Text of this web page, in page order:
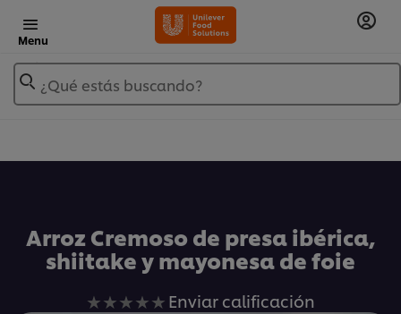
Menu
¿Qué estás buscando?
Arroz Cremoso de presa ibérica,
shiitake y mayonesa de foie
No
Enviar calificación